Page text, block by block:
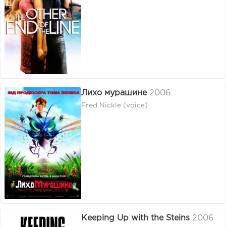
Лихо мурашине 2006
Fred Nickle (voice)
Keeping Up with the Steins 2006